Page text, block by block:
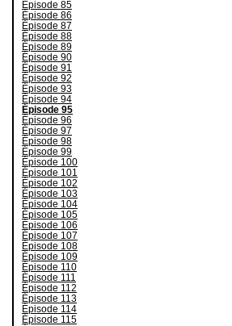
Épisode 85
Épisode 86
Épisode 87
Épisode 88
Épisode 89
Épisode 90
Épisode 91
Épisode 92
Épisode 93
Épisode 94
Épisode 95
Épisode 96
Épisode 97
Épisode 98
Épisode 99
Épisode 100
Épisode 101
Épisode 102
Épisode 103
Épisode 104
Épisode 105
Épisode 106
Épisode 107
Épisode 108
Épisode 109
Épisode 110
Épisode 111
Épisode 112
Épisode 113
Épisode 114
Épisode 115